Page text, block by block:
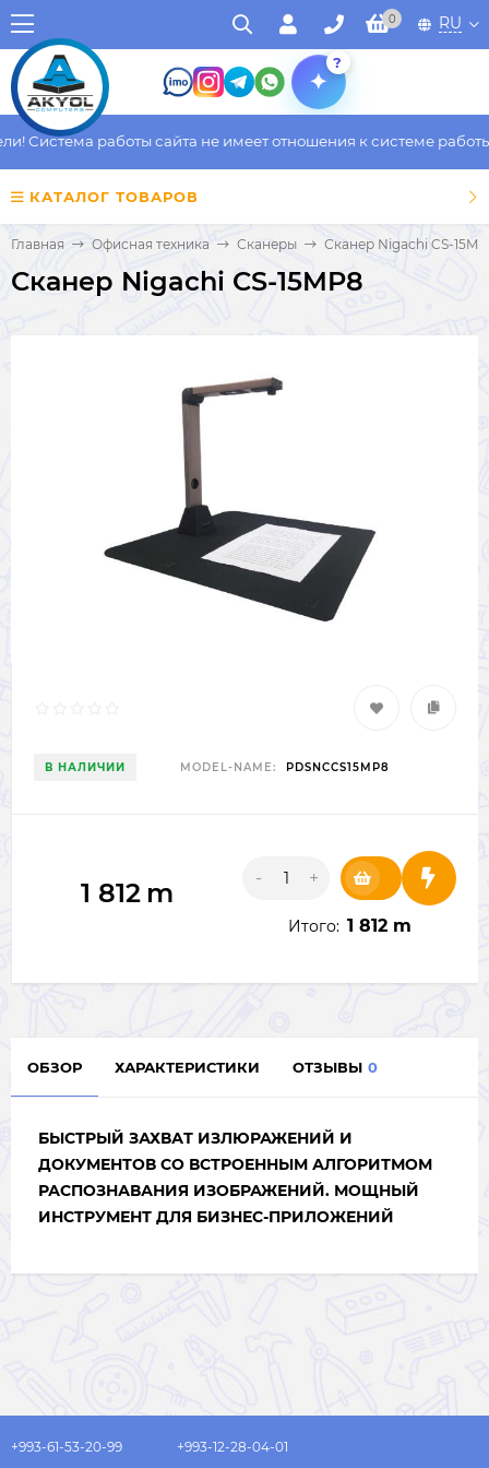
0 RU
?
Система работы сайта не имеет отношения к системе
КАТАЛОГ ТОВАРОВ
Главная Офисная техника Сканеры Сканер Nigachi CS-
Сканер Nigachi CS-15MP8
В НАЛИЧИИ MODEL-NAME: PDSNCCS15MP8
1 812 m - +
Итого: 1 812 m
ОБЗОР ХАРАКТЕРИСТИКИ ОТЗЫВЫ 0
БЫСТРЫЙ ЗАХВАТ ИЗЛЮРАЖЕНИЙ И
ДОКУМЕНТОВ СО ВСТРОЕННЫМ АЛГОРИТМОМ
РАСПОЗНАВАНИЯ ИЗОБРАЖЕНИЙ. МОЩНЫЙ
ИНСТРУМЕНТ ДЛЯ БИЗНЕС-ПРИЛОЖЕНИЙ
+993-61-53-20-99 +993-12-28-04-01